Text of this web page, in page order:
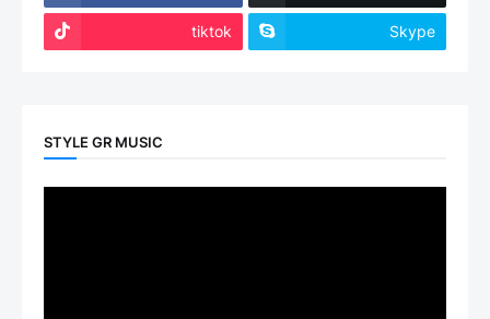
tiktok Skype
STYLE GR MUSIC